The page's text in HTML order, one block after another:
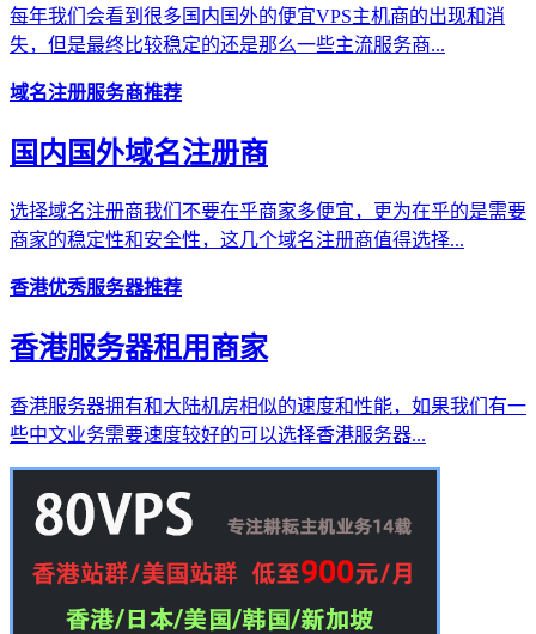
每年我们会看到很多国内国外的便宜VPS主机商的出现和消
失，但是最终比较稳定的还是那么一些主流服务商...
域名注册服务商推荐
国内国外域名注册商
选择域名注册商我们不要在乎商家多便宜，更为在乎的是需要
商家的稳定性和安全性，这几个域名注册商值得选择...
香港优秀服务器推荐
香港服务器租用商家
香港服务器拥有和大陆机房相似的速度和性能，如果我们有一
些中文业务需要速度较好的可以选择香港服务器...